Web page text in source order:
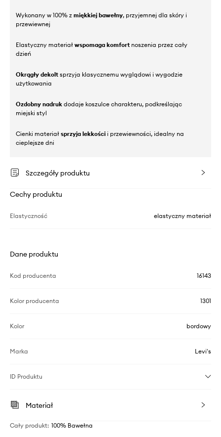
Wykonany w 100% z miękkiej bawełny, przyjemnej dla skóry i
przewiewnej
Elastyczny materiał wspomaga komfort noszenia przez cały
dzień
Okrągły dekolt sprzyja klasycznemu wyglądowi i wygodzie
użytkowania
Ozdobny nadruk dodaje koszulce charakteru, podkreślając
miejski styl
Cienki materiał sprzyja lekkości i przewiewności, idealny na
cieplejsze dni
Szczegóły produktu
Cechy produktu
Elastyczność elastyczny materiał
Dane produktu
Kod producenta 16143
Kolor producenta 1301
Kolor bordowy
Marka Levi's
ID Produktu
Materiał
Cały produkt: 100% Bawełna